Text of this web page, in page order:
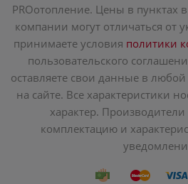
PROотопление. Цены в пунктах
компании могут отличаться от
принимаете условия политики
пользовательского
оставляете свои данные в
на сайте. Все характеристики
характер.
комплектацию и